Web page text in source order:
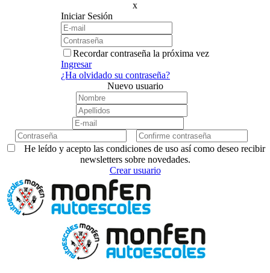
x
Iniciar Sesión
Recordar contraseña la próxima vez
Ingresar
¿Ha olvidado su contraseña?
Nuevo usuario
He leído y acepto las condiciones de uso así como deseo recibir
newsletters sobre novedades.
Crear usuario